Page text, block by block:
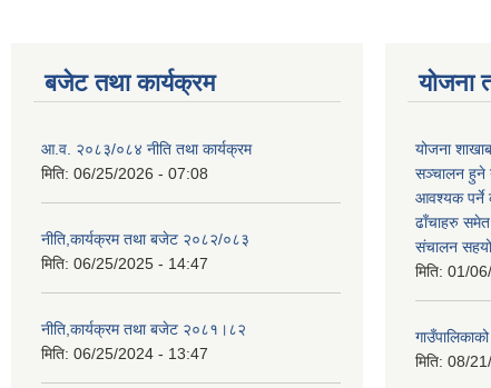
बजेट तथा कार्यक्रम
आ.व. २०८३/०८४ नीति तथा कार्यक्रम
मिति: 06/25/2026 - 07:08
नीति,कार्यक्रम तथा बजेट २०८२/०८३
मिति: 06/25/2025 - 14:47
नीति,कार्यक्रम तथा बजेट २०८१।८२
मिति: 06/25/2024 - 13:47
योजना
योजना
सञ्चालन हुने
आवश्यक पर्ने
ढाँचाहरु समेत
संचालन
मिति: 01/
मिति: 08/